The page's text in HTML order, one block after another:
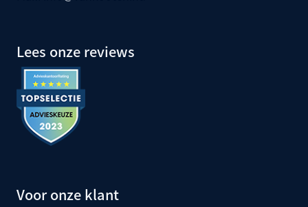
Lees onze reviews
Voor onze klant